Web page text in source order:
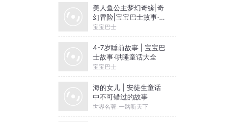
美人鱼公主梦幻奇缘|奇
幻冒险|宝宝巴士故事·海
洋科普
宝宝巴士
4-7岁睡前故事 | 宝宝巴
士故事·哄睡童话大全
宝宝巴士
海的女儿 | 安徒生童话
中不可错过的故事
世界名著_一路听天下